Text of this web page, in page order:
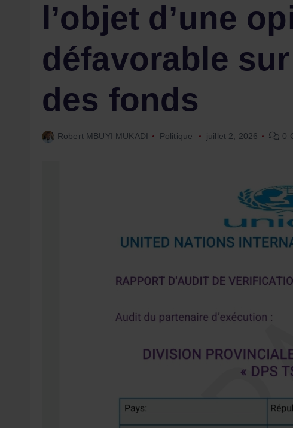
l’objet d’une
défavorable
des fonds
Robert MBUYI MUKADI Politique juillet 2, 2026 0